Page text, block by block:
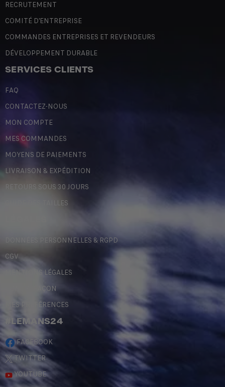
RECRUTEMENT
COMITÉ D'ENTREPRISE
COMMANDES ENTREPRISES ET REVENDEURS
DÉVELOPPEMENT DURABLE
SERVICES CLIENTS
FAQ
CONTACTEZ-NOUS
MON COMPTE
MES COMMANDES
MOYENS DE PAIEMENTS
LIVRAISON & EXPÉDITION
RETOURS SOUS 30 JOURS
GUIDE DES TAILLES
DONNÉES PERSONNELLES & RGPD
CGV
MENTIONS LÉGALES
CONTREFAÇON
MES PRÉFÉRENCES
#LEMANS24
FACEBOOK
TWITTER
YOUTUBE